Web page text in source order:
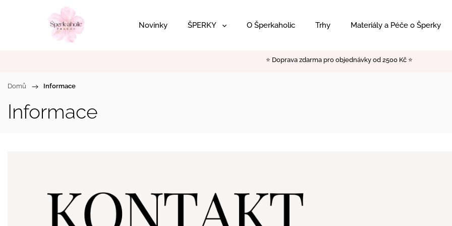
Novinky ŠPERKY O Šperkaholic Trhy Materiály a Péče o Šperky
⭐️ Doprava zdarma pro objednávky od 2500 Kč ⭐️
Domů / Informace
Informace